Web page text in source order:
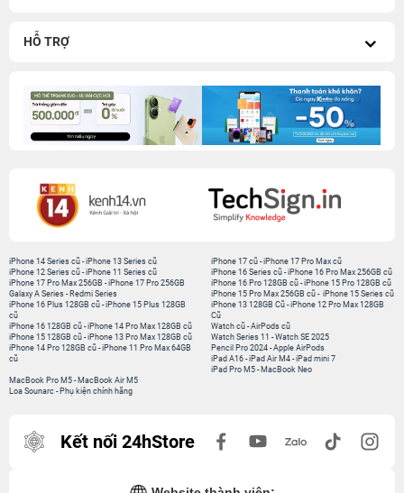
HỖ TRỢ
iPhone 14 Series cũ -iPhone 13 Series cũ
iPhone 12 Series cũ -iPhone 11 Series cũ
iPhone 17 Pro Max 256GB -iPhone 17 Pro 256GB
Galaxy A Series - Redmi Series
iPhone 17 cũ -iPhone 17 Pro Max cũ
iPhone 16 Series cũ - iPhone 16 Pro Max 256GB cũ
iPhone 16 Pro 128GB cũ -iPhone 15 Pro 128GB cũ
iPhone 15 Pro Max 256GB cũ - iPhone 15 Series cũ
iPhone 16 Plus 128GB cũ -iPhone 15 Plus 128GB
cũ
iPhone 16 128GB cũ -iPhone 14 Pro Max 128GB cũ
iPhone 15 128GB cũ -iPhone 13 Pro Max 128GB cũ
iPhone 14 Pro 128GB cũ -iPhone 11 Pro Max 64GB
cũ
iPhone 13 128GB Cũ -iPhone 12 Pro Max 128GB
Cũ
Watch cũ -AirPods cũ
Watch Series 11 -Watch SE 2025
Pencil Pro 2024 -Apple AirPods
iPad A16 -iPad Air M4 -iPad mini 7
iPad Pro M5 - MacBook Neo
MacBook Pro M5 - MacBook Air M5
Loa Sounarc - Phụ kiện chính hãng
Kết nối 24hStore